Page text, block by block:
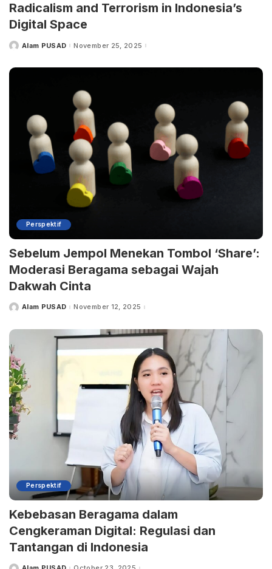
Radicalism and Terrorism in Indonesia’s
Digital Space
PostedAlam PUSAD November 25, 2025
Perspektif
Sebelum Jempol Menekan Tombol ‘Share’:
Moderasi Beragama sebagai Wajah
Dakwah Cinta
PostedAlam PUSAD November 12, 2025
Perspektif
Kebebasan Beragama dalam
Cengkeraman Digital: Regulasi dan
Tantangan di Indonesia